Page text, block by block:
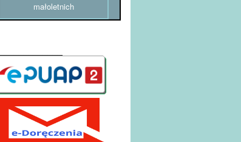
małoletnich